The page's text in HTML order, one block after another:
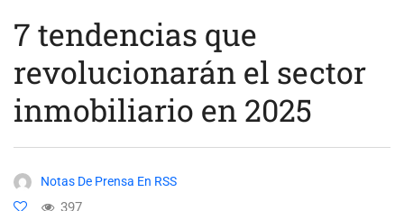
7 tendencias que
revolucionarán el sector
inmobiliario en 2025
Notas De Prensa En RSS
397